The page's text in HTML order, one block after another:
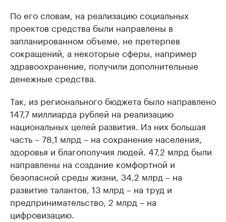
По его словам, на реализацию социальных
проектов средства были направлены в
запланированном объеме, не претерпев
сокращений, а некоторые сферы, например
здравоохранение, получили дополнительные
денежные средства.
Так, из регионального бюджета было направлено
147,7 миллиарда рублей на реализацию
национальных целей развития. Из них большая
часть – 78,1 млрд – на сохранение населения,
здоровья и благополучия людей. 47,2 млрд были
направлены на создание комфортной и
безопасной среды жизни, 34,2 млрд – на
развитие талантов, 13 млрд – на труд и
предпринимательство, 2 млрд – на
цифровизацию.